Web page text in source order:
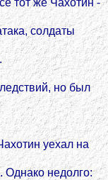
тот же Чахотин -
солдаты
но был
уехал на
Однако недолго: